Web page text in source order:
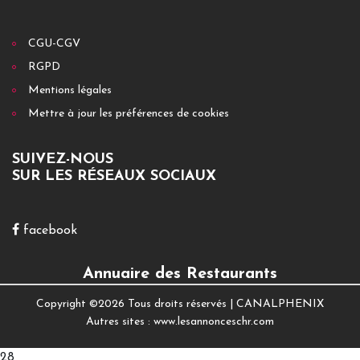
CGU-CGV
RGPD
Mentions légales
Mettre à jour les préférences de cookies
SUIVEZ-NOUS
SUR LES RÉSEAUX SOCIAUX
facebook
Annuaire des Restaurants
Copyright ©2026 Tous droits réservés | CANALPHENIX
Autres sites : www.lesannonceschr.com
28